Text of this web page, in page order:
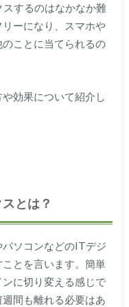
するのはなかなか難
ーになり、スマホや
ことに当てられるの
効果について紹介し
とは？
ソコンなどのITデジ
とを言います。簡単
に切り変える感じで
間も離れる必要はあ